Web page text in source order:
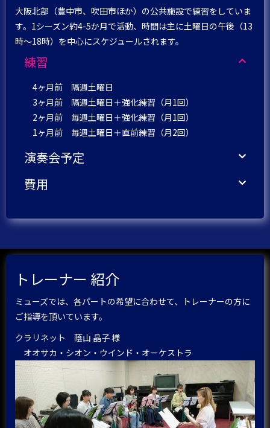
大阪北部（豊中市、吹田市ほか）の公共施設で練習をしていま
す。1シーズン約4-5か月で活動、時間は主に土曜日の午後（13
時～18時）を中心にスケジュールされます。
練習
4ヶ月前 隔週土曜日
3ヶ月前 隔週土曜日＋強化練習（月1回）
2ヶ月前 毎週土曜日＋強化練習（月1回）
1ヶ月前 毎週土曜日＋直前練習（月2回）
演奏会予定
費用
トレーナー 紹介
ミューズでは、各パートの希望に合わせて、トレーナーの方に
ご指導を頂いています。
クラリネット 蔭山 晶子 様
オオサカ・シオン・ウインド・オーケストラ